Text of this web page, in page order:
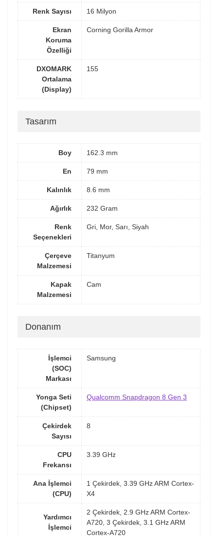
Renk Sayısı 16 Milyon
Ekran
Koruma
Özelliği
Corning Gorilla Armor
DXOMARK
Ortalama
(Display)
155
Tasarım
Boy 162.3 mm
En 79 mm
Kalınlık 8.6 mm
Ağırlık 232 Gram
Renk
Seçenekleri
Gri, Mor, Sarı, Siyah
Çerçeve
Malzemesi
Titanyum
Kapak
Malzemesi
Cam
Donanım
İşlemci
(SOC)
Markası
Samsung
Yonga Seti
(Chipset)
Qualcomm Snapdragon 8 Gen 3
Çekirdek
Sayısı
8
CPU
Frekansı
3.39 GHz
Ana İşlemci
(CPU)
1 Çekirdek, 3.39 GHz ARM Cortex-
X4
Yardımcı
İşlemci
2 Çekirdek, 2.9 GHz ARM Cortex-
A720, 3 Çekirdek, 3.1 GHz ARM
Cortex-A720